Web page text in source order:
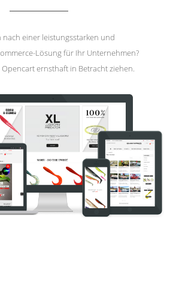
nach einer leistungsstarken und
Lösung für Ihr Unternehmen?
Opencart ernsthaft in Betracht ziehen.